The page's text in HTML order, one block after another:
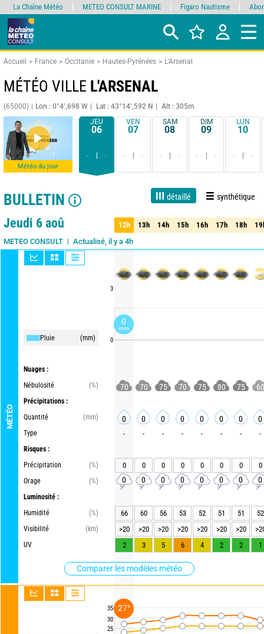
Accueil France Occitanie Hautes-Pyrénées L'Arsenal
MÉTÉO VILLE L'ARSENAL
(65000) Lon : 0°4’,698 W Lat : 43°14’,592 N Alt : 305m
Météo du jour
JEU
06
- -
VEN
07
- -
SAM
08
- -
DIM
09
- -
LUN
10
- -
BULLETIN détaillé synthétique
Live 1 jour 3 jours 15 jours Fiabilité 80%
Jeudi 6 aoû
METEO CONSULT Actualisé, il y a 4h
MÉTÉO
Pluie (mm)
Nuages :
Nébulosité
(%)
Précipitations :
Quantité
(mm)
Type
Risques :
Précipitation
(%)
Orage
(%)
Luminosité :
Humidité
(%)
Visibilité
(km)
UV
Comparer les modèles météo
3
0
35
30
25
12h 13h 14h 15h 16h 17h 18h
12h 13h 14h 15h 16h 17h 18h
70 70 75 70 75 80 75 60
0 0 0 0 0 0 0 0
- - - - - - - -
0 0 0 0 0 0 0 0
0 0 0 0 0 0 0 0
66 60 56 53 52 51 51
52
>20
>20 >20 >20 >20 >20 >20
2
3 5 6 4 2 2 1
La Chaîne Météo METEO CONSULT MARINE Figaro Nautisme
0
mm
27°